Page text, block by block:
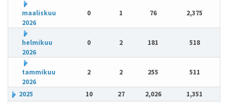
maaliskuu
2026
0 1 76 2,375
helmikuu
2026
0 2 181 518
tammikuu
2026
2 2 255 511
2025 10 27 2,026
1,351